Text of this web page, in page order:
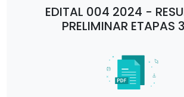
EDITAL 004 2024 -
PRELIMINAR ETAPAS